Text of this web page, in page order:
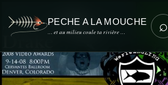
PECHE A LA MOUCHE
… et au milieu coule ta rivière … ⌕